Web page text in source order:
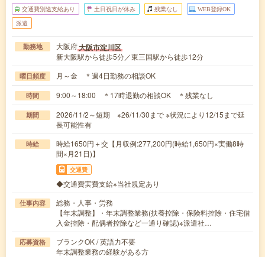
交通費別途支給あり 土日祝日が休み 残業なし WEB登録OK
派遣
勤務地 大阪府大阪市淀川区
新大阪駅から徒歩5分／東三国駅から徒歩12分
曜日頻度 月～金 ＊週4日勤務の相談OK
時間 9:00～18:00 ＊17時退勤の相談OK ＊残業なし
期間
2026/11/2～短期 ※26/11/30まで ※状況により12/15まで延
長可能性有
時給
時給1650円＋交【月収例:277,200円(時給1,650円×実働8時
間×月21日)】
交通費
◆交通費実費支給※当社規定あり
仕事内容
総務・人事・労務
【年末調整】・年末調整業務(扶養控除・保険料控除・住宅借
入金控除・配偶者控除など一通り確認)※派遣社…
応募資格
ブランクOK / 英語力不要
年末調整業務の経験がある方